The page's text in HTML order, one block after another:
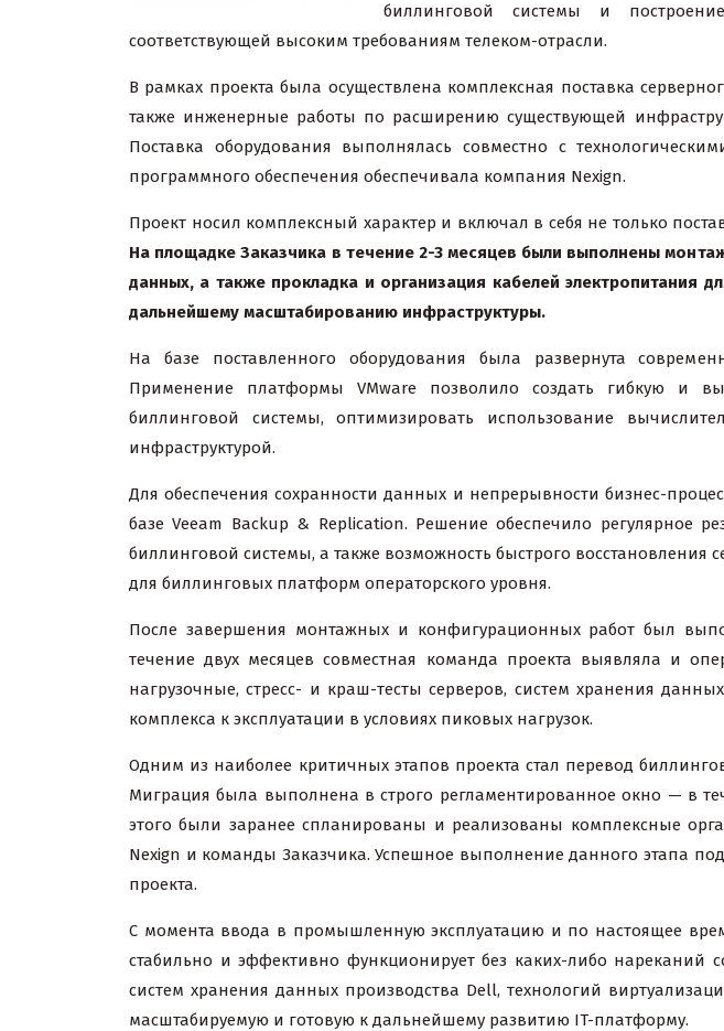
биллинговой системы и
соответствующей высоким требованиям телеком-отрасли.
В рамках проекта была осуществлена комплексная поставка
также инженерные работы по расширению существующей
Поставка оборудования выполнялась совместно с
программного обеспечения обеспечивала компания Nexign.
Проект носил комплексный характер и включал в себя не только
На площадке Заказчика в течение 2-3 месяцев были выполнены
данных, а также прокладка и организация кабелей электропитания
дальнейшему масштабированию инфраструктуры.
На базе поставленного оборудования была развернута
Применение платформы VMware позволило создать гибкую и
биллинговой системы, оптимизировать использование
инфраструктурой.
Для обеспечения сохранности данных и непрерывности бизнес-
базе Veeam Backup & Replication. Решение обеспечило
биллинговой системы, а также возможность быстрого
для биллинговых платформ операторского уровня.
После завершения монтажных и конфигурационных работ был
течение двух месяцев совместная команда проекта выявляла и
нагрузочные, стресс- и краш-тесты серверов, систем хранения
комплекса к эксплуатации в условиях пиковых нагрузок.
Одним из наиболее критичных этапов проекта стал перевод
Миграция была выполнена в строго регламентированное окно — в
этого были заранее спланированы и реализованы комплексные
Nexign и команды Заказчика. Успешное выполнение данного этапа
проекта.
С момента ввода в промышленную эксплуатацию и по настоящее
стабильно и эффективно функционирует без каких-либо нареканий
систем хранения данных производства Dell, технологий
масштабируемую и готовую к дальнейшему развитию IT-платформу.